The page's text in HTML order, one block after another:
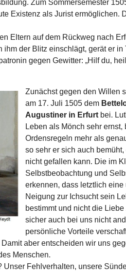
Zum Sommersemester
Existenz als Jurist ermöglichen.
Eltern auf dem Rückweg nach
der Blitz einschlägt, gerät er in
gegen Gewitter: „Hilf du,
Zunächst gegen den Willen
am 17. Juli 1505 dem
Augustiner in Erfurt bei.
Leben als Mönch sehr ernst,
Ordensregeln mehr als
so sehr er sich auch
nicht gefallen kann. Die im
Selbstbeobachtung und
erkennen, dass letztlich
Neigung zur Ichsucht sein
bestimmt und nicht die
sicher auch bei uns nicht
persönliche Vorteile
aber entscheiden wir uns
Menschen.
Fehlverhalten, unsere